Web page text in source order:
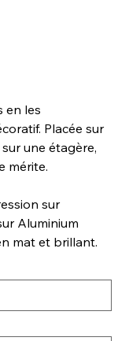
en les
Placée sur
une étagère,
mérite.
sur
Aluminium
mat et brillant.